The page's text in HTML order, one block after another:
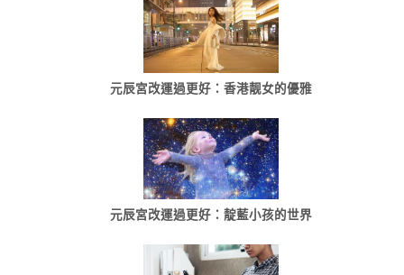
元辰宮改運過更好：香港靓女的優雅
元辰宮改運過更好：靛藍小孩的世界